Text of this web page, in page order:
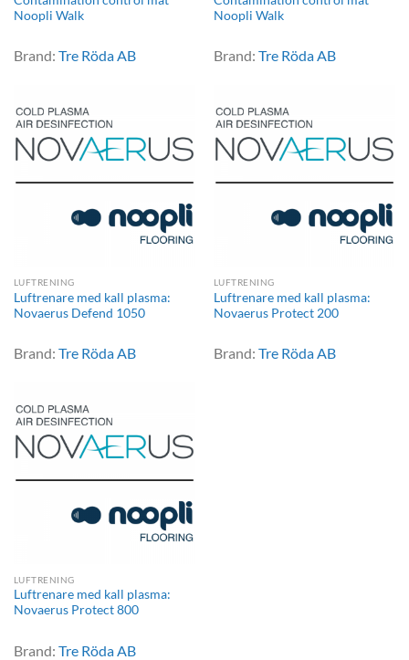
Noopli Walk
Brand: Tre Röda AB
Noopli Walk
Brand: Tre Röda AB
LUFTRENING
Luftrenare med kall plasma:
Novaerus Defend 1050
Brand: Tre Röda AB
LUFTRENING
Luftrenare med kall plasma:
Novaerus Protect 200
Brand: Tre Röda AB
LUFTRENING
Luftrenare med kall plasma:
Novaerus Protect 800
Brand: Tre Röda AB